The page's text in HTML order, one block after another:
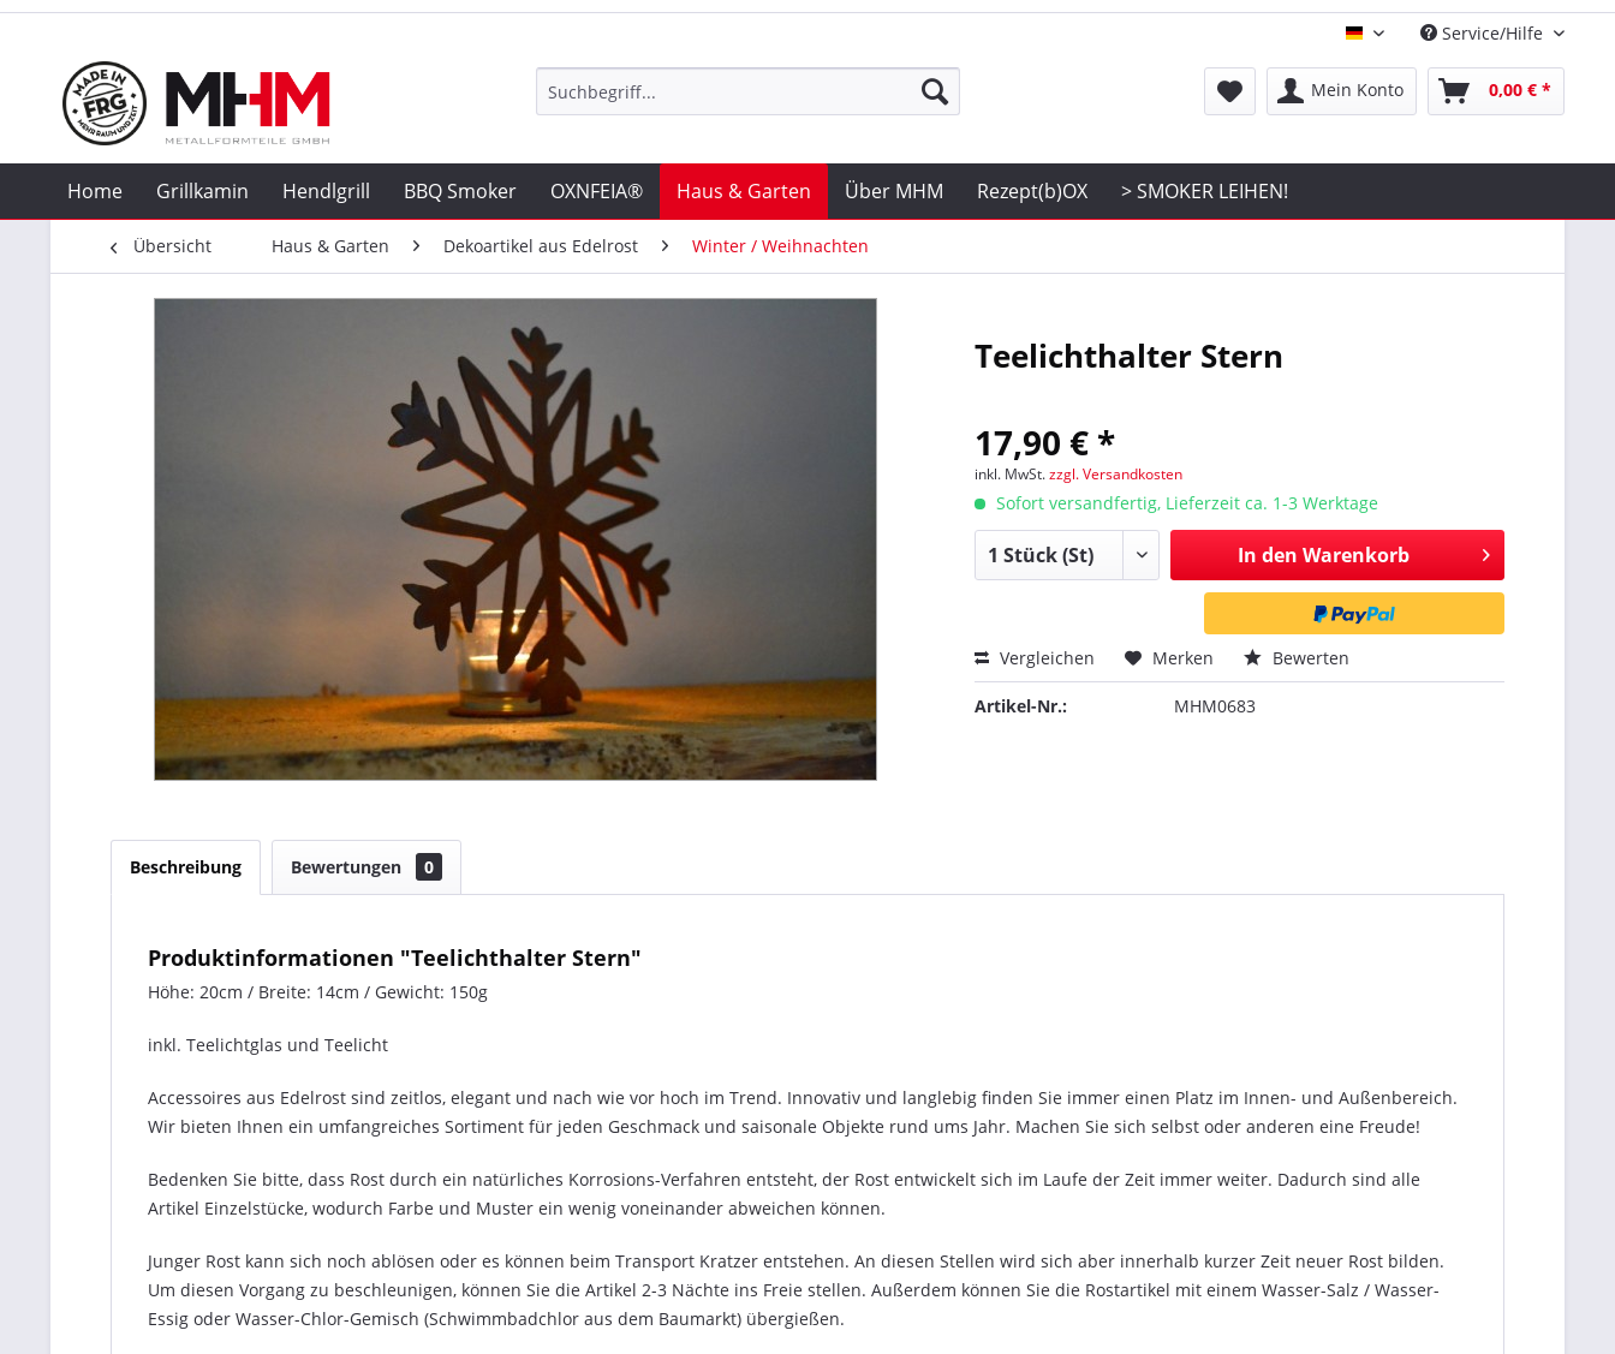
Hauptshop Deutsch
Service/Hilfe
Mein Konto 0,00 € *
Home Grillkamin Hendlgrill BBQ Smoker OXNFEIA® Haus & Garten Über MHM Rezept(b)OX > SMOKER LEIHEN!
Übersicht Haus & Garten Dekoartikel aus Edelrost Winter / Weihnachten
Teelichthalter Stern
17,90 € *
inkl. MwSt.zzgl. Versandkosten
Sofort versandfertig, Lieferzeit ca. 1-3 Werktage
In den Warenkorb
Vergleichen Merken Bewerten
Artikel-Nr.: MHM0683
Beschreibung Bewertungen 0
Produktinformationen "Teelichthalter Stern"
Höhe: 20cm / Breite: 14cm / Gewicht: 150g
inkl. Teelichtglas und Teelicht
Accessoires aus Edelrost sind zeitlos, elegant und nach wie vor hoch im Trend. Innovativ und langlebig finden Sie immer einen Platz im Innen- und Außenbereich.
Wir bieten Ihnen ein umfangreiches Sortiment für jeden Geschmack und saisonale Objekte rund ums Jahr. Machen Sie sich selbst oder anderen eine Freude!
Bedenken Sie bitte, dass Rost durch ein natürliches Korrosions-Verfahren entsteht, der Rost entwickelt sich im Laufe der Zeit immer weiter. Dadurch sind alle
Artikel Einzelstücke, wodurch Farbe und Muster ein wenig voneinander abweichen können.
Junger Rost kann sich noch ablösen oder es können beim Transport Kratzer entstehen. An diesen Stellen wird sich aber innerhalb kurzer Zeit neuer Rost bilden.
Um diesen Vorgang zu beschleunigen, können Sie die Artikel 2-3 Nächte ins Freie stellen. Außerdem können Sie die Rostartikel mit einem Wasser-Salz / Wasser-
Essig oder Wasser-Chlor-Gemisch (Schwimmbadchlor aus dem Baumarkt) übergießen.